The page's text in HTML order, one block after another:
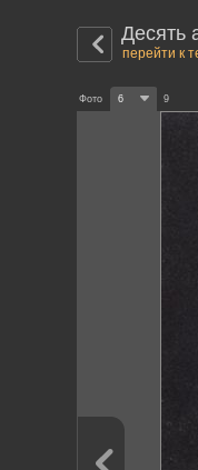
Десять
перейти к
Фото 6 9